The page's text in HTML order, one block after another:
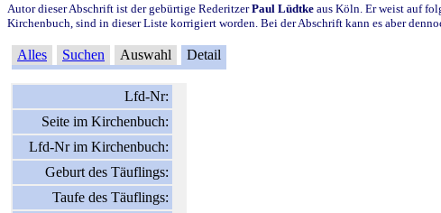
Autor dieser Abschrift ist der gebürtige RederitzerPaul Lüdtke aus Köln. Er weist auf
Kirchenbuch, sind in dieser Liste korrigiert worden. Bei der Abschrift kann es aber
Alles Suchen Auswahl Detail
Lfd-Nr:
Seite im Kirchenbuch:
Lfd-Nr im Kirchenbuch:
Geburt des Täuflings:
Taufe des Täuflings: